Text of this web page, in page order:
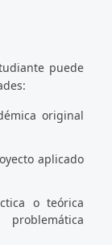
puede
original
aplicado
o teórica